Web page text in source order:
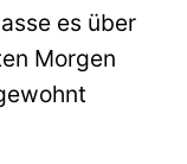
es über
Morgen